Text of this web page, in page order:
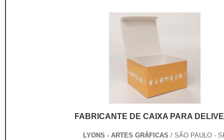
pele;Creme e shampoos para cabelo.Os invólucros
é extremamente importante.Para desenvolver uma
para cosméticos de forma profissional é
empresa séria, que já esteja atuando no mercado há
melhores e dê uma identificação perfeita para o seu
visual muito mais nítida e atraente. As cintas são feitas
seu armazenamento é mais fácil, precisa de pouco
adaptáveis aos potes e não necessitam que o
anteriormente pelo cliente. Também chamadas de
sorvete são ferramentas inteligentes, biodegradáveis e
criatividade e da sincronia da arte com o objetivo do
FABRICANTE DE CAIXA PARA
LYONS - ARTES GRÁFICAS / SÃO PAULO -